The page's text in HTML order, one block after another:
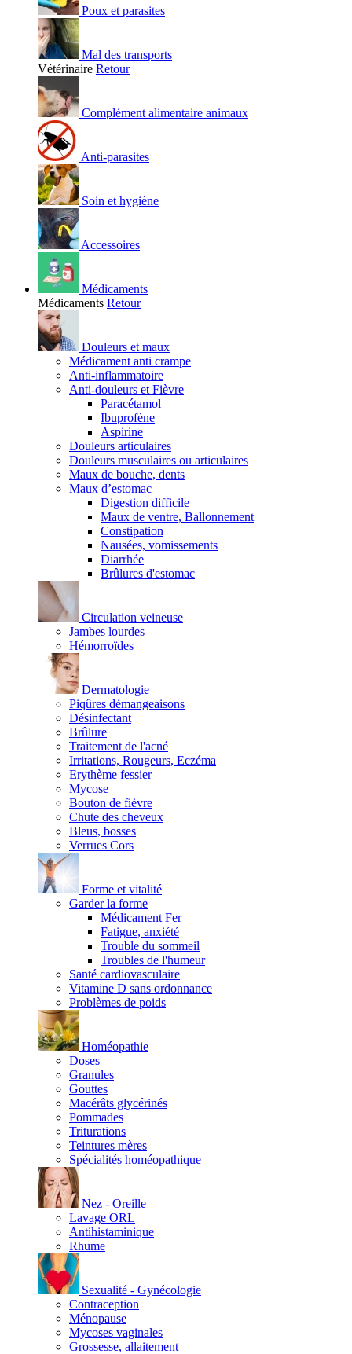
Poux et parasites
Mal des transports
Vétérinaire Retour
Complément alimentaire animaux
Anti-parasites
Soin et hygiène
Accessoires
Médicaments
Médicaments Retour
Douleurs et maux
Médicament anti crampe
Anti-inflammatoire
Anti-douleurs et Fièvre
Paracétamol
Ibuprofène
Aspirine
Douleurs articulaires
Douleurs musculaires ou articulaires
Maux de bouche, dents
Maux d’estomac
Digestion difficile
Maux de ventre, Ballonnement
Constipation
Nausées, vomissements
Diarrhée
Brûlures d'estomac
Circulation veineuse
Jambes lourdes
Hémorroïdes
Dermatologie
Piqûres démangeaisons
Désinfectant
Brûlure
Traitement de l'acné
Irritations, Rougeurs, Eczéma
Erythème fessier
Mycose
Bouton de fièvre
Chute des cheveux
Bleus, bosses
Verrues Cors
Forme et vitalité
Garder la forme
Médicament Fer
Fatigue, anxiété
Trouble du sommeil
Troubles de l'humeur
Santé cardiovasculaire
Vitamine D sans ordonnance
Problèmes de poids
Homéopathie
Doses
Granules
Gouttes
Macérâts glycérinés
Pommades
Triturations
Teintures mères
Spécialités homéopathique
Nez - Oreille
Lavage ORL
Antihistaminique
Rhume
Sexualité - Gynécologie
Contraception
Ménopause
Mycoses vaginales
Grossesse, allaitement